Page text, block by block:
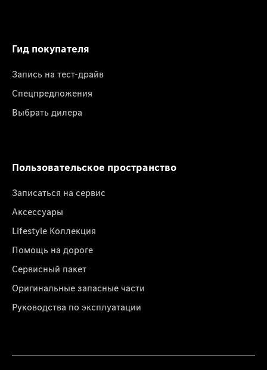
Гид покупателя
Запись на тест-драйв
Спецпредложения
Выбрать дилера
Пользовательское пространство
Записаться на сервис
Аксессуары
Lifestyle Коллекция
Помощь на дороге
Сервисный пакет
Оригинальные запасные части
Руководства по эксплуатации